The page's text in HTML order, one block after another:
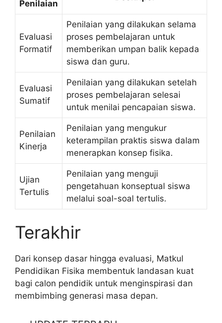
Penilaian
Evaluasi
Formatif
Penilaian yang dilakukan selama
proses pembelajaran untuk
memberikan umpan balik kepada
siswa dan guru.
Evaluasi
Sumatif
Penilaian yang dilakukan setelah
proses pembelajaran selesai
untuk menilai pencapaian siswa.
Penilaian
Kinerja
Penilaian yang mengukur
keterampilan praktis siswa dalam
menerapkan konsep fisika.
Ujian
Tertulis
Penilaian yang menguji
pengetahuan konseptual siswa
melalui soal-soal tertulis.
Terakhir
Dari konsep dasar hingga evaluasi, Matkul
Pendidikan Fisika membentuk landasan kuat
bagi calon pendidik untuk menginspirasi dan
membimbing generasi masa depan.